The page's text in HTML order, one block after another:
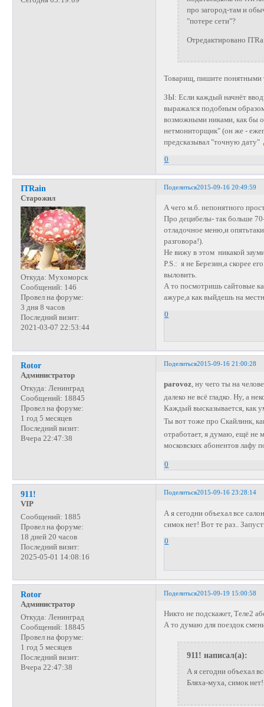
про загород-там и
"потере сети"?
Отредактировано
Товарищ, пишите понятными
ЗЫ: Если каждый начнёт
выражался подобным
возможными никами, как бы
нетмониторщик" (он же -
предсказывал "точную дату"
0
Поделиться2015-09-16 20:49:59
ITRain
Старожил
Откуда: Мухоморск
Сообщений: 146
Провел на форуме:
3 дня 8 часов
Последний визит:
2021-03-07 22:53:44
А чего м.б. непонятного
Про децибелы- так больше
отладочное меню,и
разговора!).
Не вижу в этом никакой
P.S.: я не Березин,а скорее
выловить.
А то посмотришь сайтовые
ажуре,а как выйдешь на
0
Поделиться2015-09-16 21:00:28
Rotor
Администратор
Откуда: Ленинград
Сообщений: 18845
Провел на форуме:
1 год 5 месяцев
Последний визит:
Вчера 22:47:38
parovoz, ну чего ты на
далеко не всё гладко. Ну, а
Каждый высказывается, как
Ты вот тоже про Скайлинк,
отработает, я думаю, ещё не
московских абонентов лафу
0
Поделиться2015-09-16 23:28:14
911!
VIP
Сообщений: 1885
Провел на форуме:
18 дней 20 часов
Последний визит:
2025-05-01 14:08:16
А я сегодни объехал все
симок нет! Вот те раз..
0
Поделиться2015-09-19 15:00:58
Rotor
Администратор
Откуда: Ленинград
Сообщений: 18845
Провел на форуме:
1 год 5 месяцев
Последний визит:
Вчера 22:47:38
Никто не подскажет, Теле2
А то думаю для поездок
911! написал(а):
А я сегодни объехал
Бляха-муха, симок